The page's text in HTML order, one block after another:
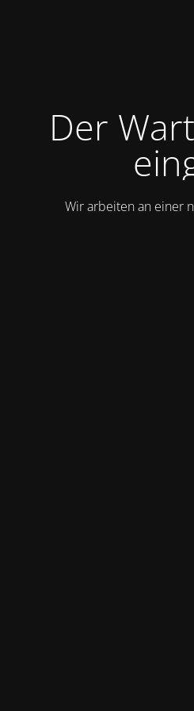
Der
Wir arbeiten an einer